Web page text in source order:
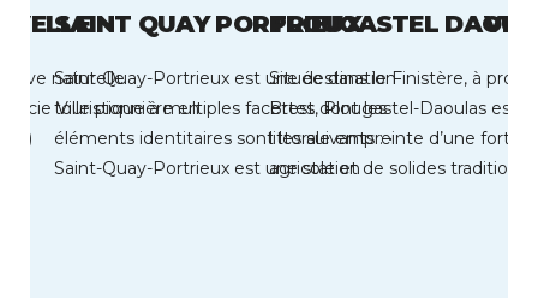
naturelle
Ville pionnière en
SAINT QUAY PORTRIEUX
Saint-Quay-Portrieux est une destination
touristique à multiples facettes dont les
éléments identitaires sont les suivants : •
Saint-Quay-Portrieux est une station
PLOUGASTEL
Située dans le Finistère, à
Brest, Plougastel-Daoulas est
littorale empreinte d’une forte
agricole et de solides traditions